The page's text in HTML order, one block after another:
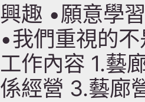
興趣 •願意學
•我們重視的
工作內容 1.藝
係經營 3.藝廊